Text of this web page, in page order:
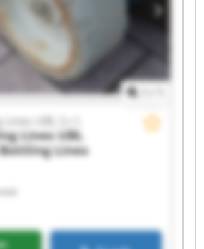
UBL S.r.l. Used Bottling Lines
Lines UBL S.r.l. Used
S.r.l.
UBL S.r.l.
Lines UBL
Lines